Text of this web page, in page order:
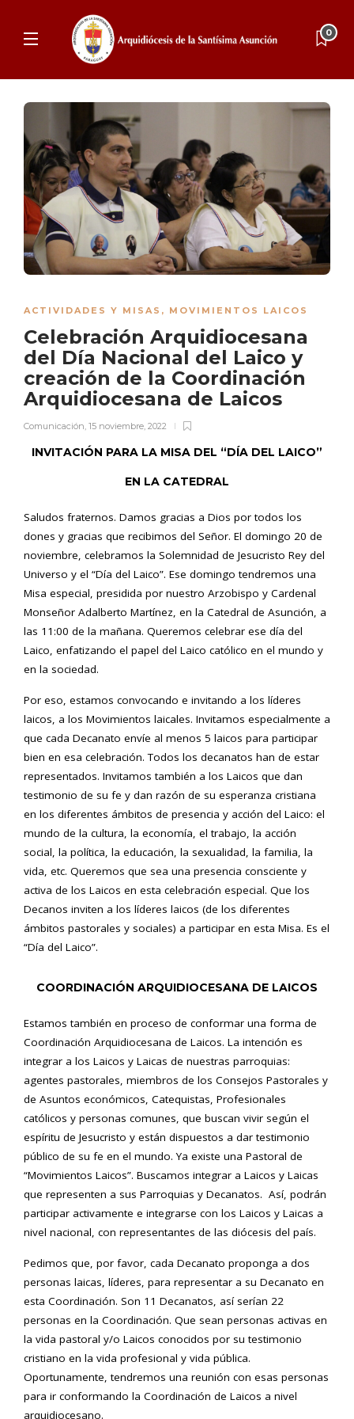
0
ACTIVIDADES Y MISAS , MOVIMIENTOS LAICOS
Celebración Arquidiocesana
del Día Nacional del Laico y
creación de la Coordinación
Arquidiocesana de Laicos
Comunicación, 15 noviembre, 2022
INVITACIÓN PARA LA MISA DEL “DÍA DEL LAICO”
EN LA CATEDRAL
Saludos fraternos. Damos gracias a Dios por todos los
dones y gracias que recibimos del Señor. El domingo 20 de
noviembre, celebramos la Solemnidad de Jesucristo Rey del
Universo y el “Día del Laico”. Ese domingo tendremos una
Misa especial, presidida por nuestro Arzobispo y Cardenal
Monseñor Adalberto Martínez, en la Catedral de Asunción, a
las 11:00 de la mañana. Queremos celebrar ese día del
Laico, enfatizando el papel del Laico católico en el mundo y
en la sociedad.
Por eso, estamos convocando e invitando a los líderes
laicos, a los Movimientos laicales. Invitamos especialmente a
que cada Decanato envíe al menos 5 laicos para participar
bien en esa celebración. Todos los decanatos han de estar
representados. Invitamos también a los Laicos que dan
testimonio de su fe y dan razón de su esperanza cristiana
en los diferentes ámbitos de presencia y acción del Laico: el
mundo de la cultura, la economía, el trabajo, la acción
social, la política, la educación, la sexualidad, la familia, la
vida, etc. Queremos que sea una presencia consciente y
activa de los Laicos en esta celebración especial. Que los
Decanos inviten a los líderes laicos (de los diferentes
ámbitos pastorales y sociales) a participar en esta Misa. Es el
“Día del Laico”.
COORDINACIÓN ARQUIDIOCESANA DE LAICOS
Estamos también en proceso de conformar una forma de
Coordinación Arquidiocesana de Laicos. La intención es
integrar a los Laicos y Laicas de nuestras parroquias:
agentes pastorales, miembros de los Consejos Pastorales y
de Asuntos económicos, Catequistas, Profesionales
católicos y personas comunes, que buscan vivir según el
espíritu de Jesucristo y están dispuestos a dar testimonio
público de su fe en el mundo. Ya existe una Pastoral de
“Movimientos Laicos”. Buscamos integrar a Laicos y Laicas
que representen a sus Parroquias y Decanatos. Así, podrán
participar activamente e integrarse con los Laicos y Laicas a
nivel nacional, con representantes de las diócesis del país.
Pedimos que, por favor, cada Decanato proponga a dos
personas laicas, líderes, para representar a su Decanato en
esta Coordinación. Son 11 Decanatos, así serían 22
personas en la Coordinación. Que sean personas activas en
la vida pastoral y/o Laicos conocidos por su testimonio
cristiano en la vida profesional y vida pública.
Oportunamente, tendremos una reunión con esas personas
para ir conformando la Coordinación de Laicos a nivel
arquidiocesano.